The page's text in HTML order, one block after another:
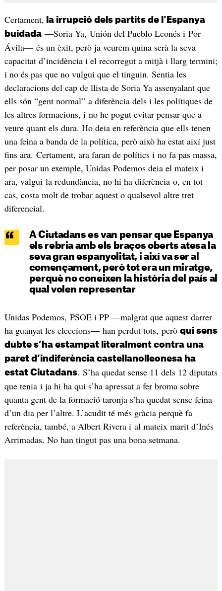
Certament,
la irrupció dels partits de l'Espanya
buidada―Soria Ya, Unión del Pueblo Leonés i Por
Ávila― és un èxit, però ja veurem quina serà la seva
capacitat d’incidència i el recorregut a mitjà i llarg termini;
i no és pas que no vulgui que el tinguin. Sentia les
declaracions del cap de llista de Soria Ya assenyalant que
ells són “gent normal” a diferència dels i les polítiques de
les altres formacions, i no he pogut evitar pensar que a
veure quant els dura. Ho deia en referència que ells tenen
una feina a banda de la política, però això ha estat així just
fins ara. Certament, ara faran de polítics i no fa pas massa,
per posar un exemple, Unidas Podemos deia el mateix i
ara, valgui la redundància, no hi ha diferència o, en tot
cas, costa molt de trobar aquest o qualsevol altre tret
diferencial.
A Ciutadans es van pensar que Espanya
els rebria amb els braços oberts atesa la
seva gran espanyolitat, i així va ser al
començament, però tot era un miratge,
perquè no coneixen la història del país al
qual volen representar
Unidas Podemos, PSOE i PP ―malgrat que aquest darrer
ha guanyat les eleccions― han perdut tots, però qui sens
dubte s’ha estampat literalment contra una
paret d’indiferència castellanolleonesa ha
estat Ciutadans. S’ha quedat sense 11 dels 12 diputats
que tenia i ja hi ha qui s’ha apressat a fer broma sobre
quanta gent de la formació taronja s’ha quedat sense feina
d’un dia per l’altre. L’acudit té més gràcia perquè fa
referència, també, a Albert Rivera i al mateix marit d’Inés
Arrimadas. No han tingut pas una bona setmana.